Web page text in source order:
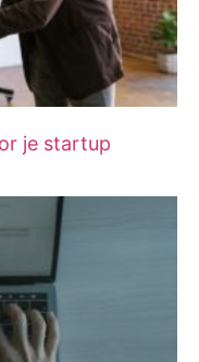
je startup